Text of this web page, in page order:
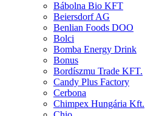
Bábolna Bio KFT
Beiersdorf AG
Benlian Foods DOO
Bolci
Bomba Energy Drink
Bonus
Bordíszmu Trade KFT.
Candy Plus Factory
Cerbona
Chimpex Hungária Kft.